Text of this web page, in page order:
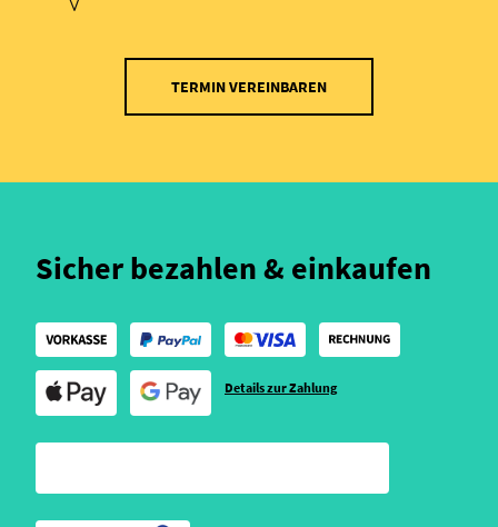
TERMIN VEREINBAREN
Sicher bezahlen & einkaufen
Details zur Zahlung